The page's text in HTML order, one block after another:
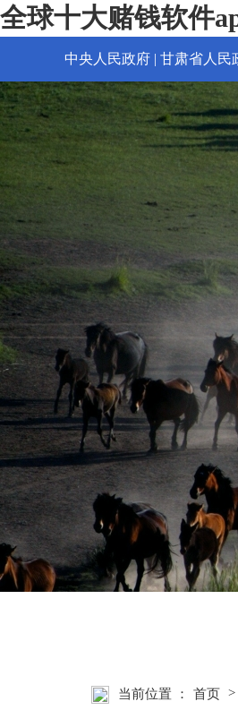
全球十大赌钱软件
中央人民政府 | 甘肃省人民
当前位置 ： 首页 >